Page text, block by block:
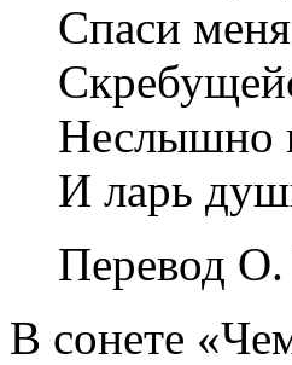
Спаси
Неслышно
И ларь
Перевод О.
В сонете